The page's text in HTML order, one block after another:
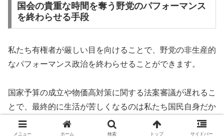
国会の貴重な時間を奪う野党のパフォーマンス
を終わらせる手段
私たち有権者が厳しい目を向けることで、野党の非生産的
なパフォーマンス政治を終わらせることができます。
国家予算の成立や物価高対策に関する法案審議が遅れるこ
とで、最終的に生活が苦しくなるのは私たち国民自身だか
らです。
メニュー ホーム 検索 トップ サイドバー